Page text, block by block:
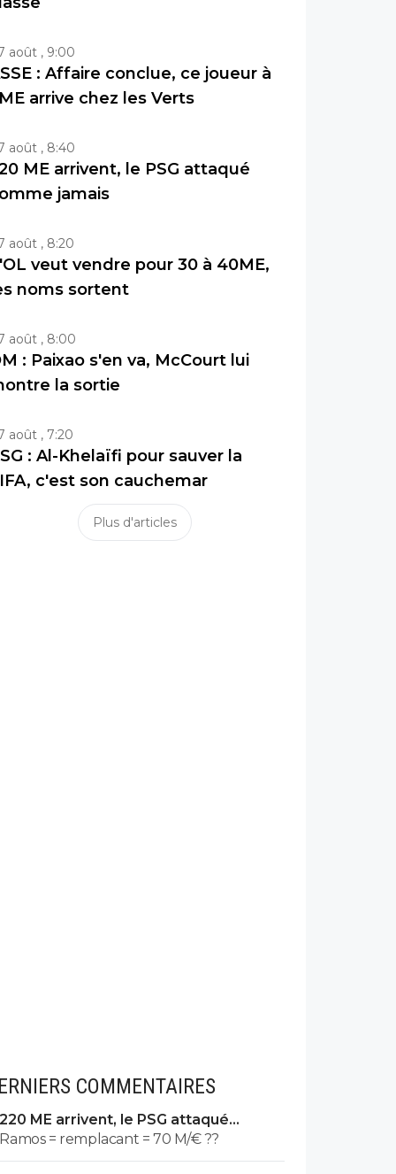
août , 9:00
: Affaire conclue, ce joueur à
arrive chez les Verts
août , 8:40
ME arrivent, le PSG attaqué
jamais
août , 8:20
veut vendre pour 30 à 40ME,
noms sortent
août , 8:00
: Paixao s'en va, McCourt lui
la sortie
août , 7:20
: Al-Khelaïfi pour sauver la
c'est son cauchemar
Plus d'articles
COMMENTAIRES
220 ME arrivent, le PSG attaqué
comme jamais
Ramos = remplacant = 70 M/€ ??